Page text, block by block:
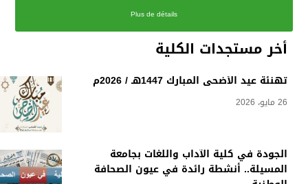
أخر مستجدات الكلية
تهنئة عيد الأضحى المبارك 1447هـ / 2026م
26 مايو، 2026
الجودة في كلية الآداب واللغات بجامعة
المسيلة.. أنشطة رائدة في عيون الصحافة
Plus de détails